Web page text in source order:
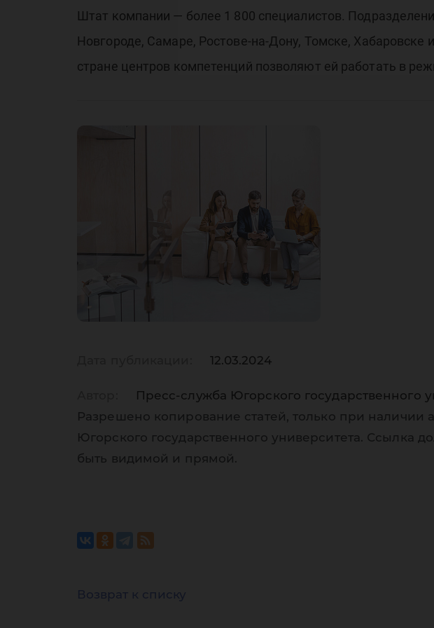
Штат компании — более 1 800 специалистов.
Новгороде, Самаре, Ростове-на-Дону, Томске,
стране центров компетенций позволяют ей работать в
12.03.2024
Пресс-служба Югорского государственного
Разрешено копирование статей, только при наличии
Югорского государственного университета. Ссылка
быть видимой и прямой.
Возврат к списку